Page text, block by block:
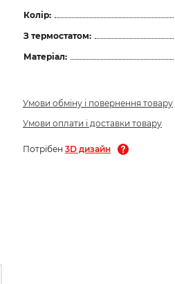
Колір:
З термостатом:
Матеріал:
Умови обміну і повернення товару
Умови оплати і доставки товару
Потрібен 3D дизайн